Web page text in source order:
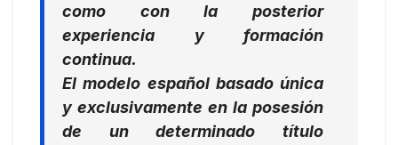
como con la posterior
experiencia y formación
continua.
El modelo español basado única
y exclusivamente en la posesión
de un determinado título